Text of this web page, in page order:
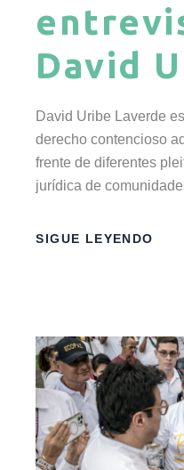
David
David Uribe Laverde
derecho contencioso
frente de diferentes
jurídica de
SIGUE LEYENDO